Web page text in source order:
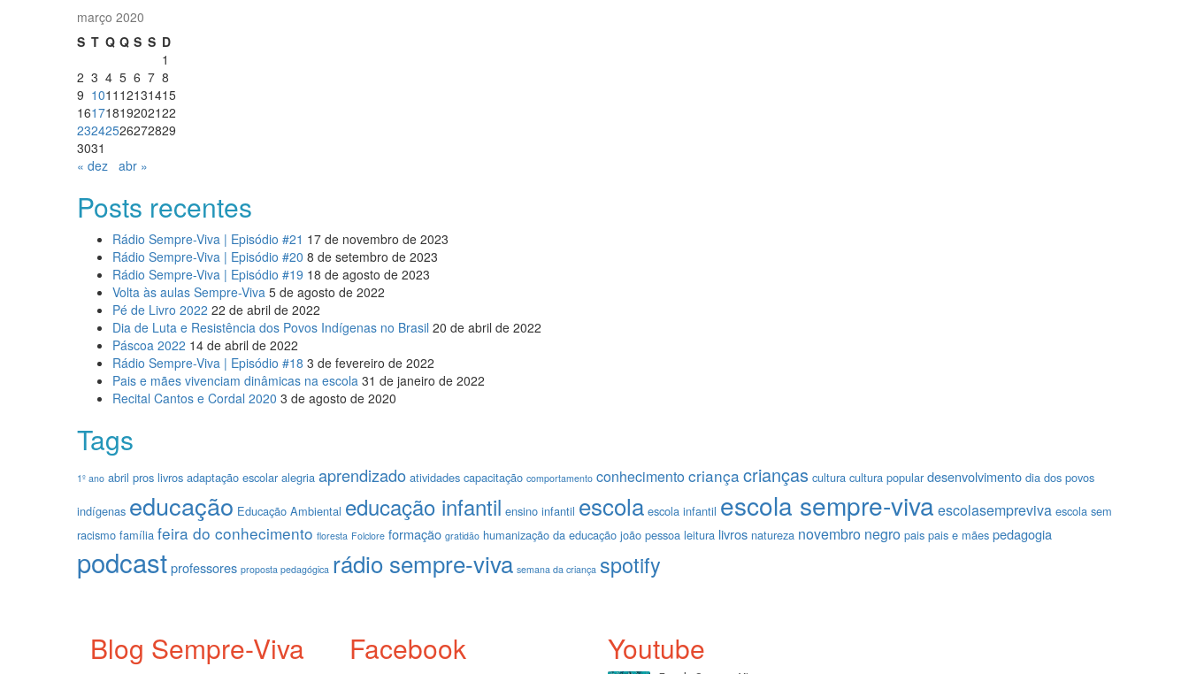
março 2020
S T Q Q S S D
1
2 3 4 5 6 7 8
9 1011 12131415
16171819202122
23242526272829
3031
« dez abr »
Posts recentes
Rádio Sempre-Viva | Episódio #21 17 de novembro de 2023
Rádio Sempre-Viva | Episódio #20 8 de setembro de 2023
Rádio Sempre-Viva | Episódio #19 18 de agosto de 2023
Volta às aulas Sempre-Viva 5 de agosto de 2022
Pé de Livro 2022 22 de abril de 2022
Dia de Luta e Resistência dos Povos Indígenas no Brasil 20 de abril de 2022
Páscoa 2022 14 de abril de 2022
Rádio Sempre-Viva | Episódio #18 3 de fevereiro de 2022
Pais e mães vivenciam dinâmicas na escola 31 de janeiro de 2022
Recital Cantos e Cordal 2020 3 de agosto de 2020
Tags
1º ano abril pros livros adaptação escolar alegria aprendizado atividades capacitação comportamento conhecimentocriança crianças cultura cultura popular desenvolvimento dia dos povos
indígenas educação Educação Ambiental educação infantil ensino infantil escola escola infantil escola sempre-viva escolasempreviva escola sem
racismo família feira do conhecimento floresta Folclore formação gratidão humanização da educação joão pessoa leitura livros natureza novembro negro pais pais e mães pedagogia
podcastprofessores proposta pedagógica rádio sempre-viva semana da criança spotify
Blog Sempre-Viva Facebook Youtube